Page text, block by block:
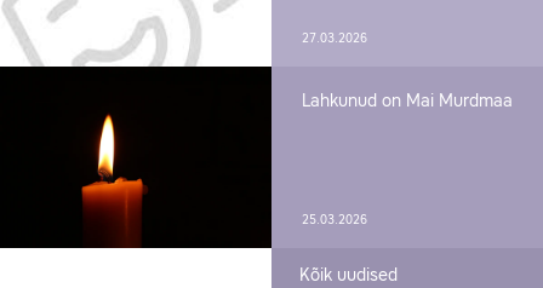
27.03.2026
Lahkunud on Mai Murdmaa
25.03.2026
Kõik uudised